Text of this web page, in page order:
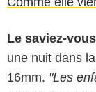
Le saviez-
une nuit dans
16mm. "Les